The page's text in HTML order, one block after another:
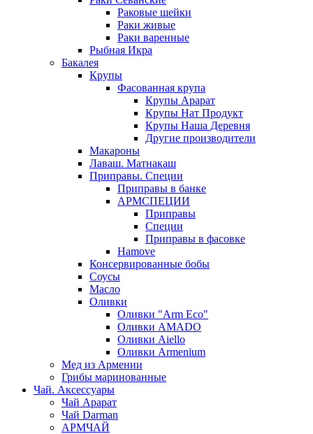
Раковые шейки
Раки живые
Раки варенные
Рыбная Икра
Бакалея
Крупы
Фасованная крупа
Крупы Арарат
Крупы Нат Продукт
Крупы Наша Деревня
Другие производители
Макароны
Лаваш. Матнакаш
Приправы. Специи
Приправы в банке
АРМСПЕЦИИ
Приправы
Специи
Приправы в фасовке
Hamove
Консервированные бобы
Соусы
Масло
Оливки
Оливки "Arm Eco"
Оливки AMADO
Оливки Aiello
Оливки Armenium
Мед из Армении
Грибы маринованные
Чай. Аксессуары
Чай Арарат
Чай Darman
АРМЧАЙ